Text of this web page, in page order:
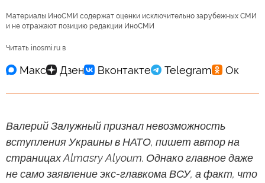
Материалы ИноСМИ содержат оценки исключительно зарубежных СМИ
и не отражают позицию редакции ИноСМИ
Читать inosmi.ru в
Валерий Залужный признал невозможность
вступления Украины в НАТО, пишет автор на
страницах Almasry Alyoum. Однако главное даже
не само заявление экс-главкома ВСУ, а факт, что